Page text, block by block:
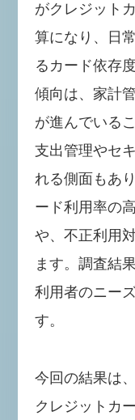
がクレジット
算になり、日
るカード依存
傾向は、家計
が進んでいる
支出管理やセ
れる側面もあ
ード利用率の
や、不正利用
ます。調査結
利用者のニー
す。
今回の結果は
クレジットカ